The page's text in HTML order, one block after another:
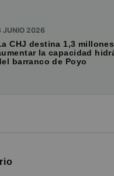
JUNIO 2026
CHJ destina 1,3
la capacidad
barranco de Poyo